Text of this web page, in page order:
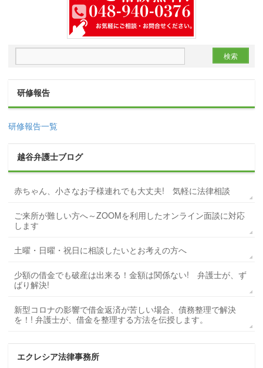
研修報告
研修報告一覧
越谷弁護士ブログ
赤ちゃん、小さなお子様連れでも大丈夫! 気軽に法律相談
ご来所が難しい方へ～ZOOMを利用したオンライン面談に対応
します
土曜・日曜・祝日に相談したいとお考えの方へ
少額の借金でも破産は出来る！金額は関係ない! 弁護士が、ず
ばり解決!
新型コロナの影響で借金返済が苦しい場合、債務整理で解決
を！! 弁護士が、借金を整理する方法を伝授します。
エクレシア法律事務所